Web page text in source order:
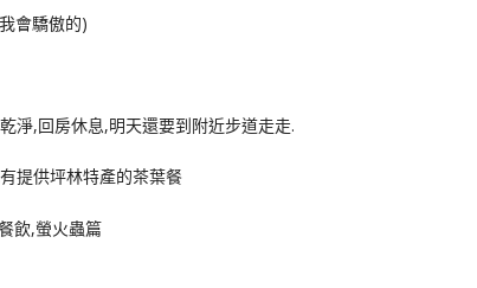
會驕傲的)
淨,回房休息,明天還要到附近步道走走.
提供坪林特產的茶葉餐